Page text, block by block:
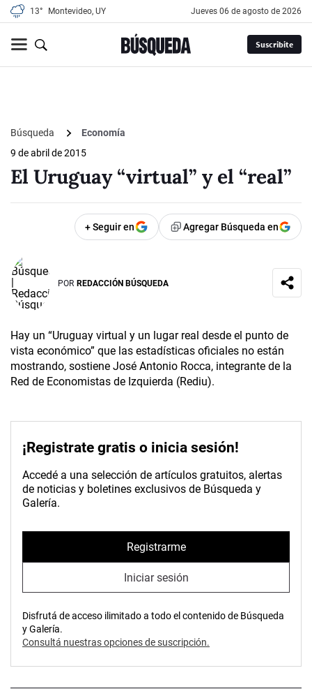
13° Montevideo, UY jueves 06 de agosto de 2026
Suscribite
Búsqueda
Economía
9 de abril de 2015
El Uruguay “virtual” y el “real”
+ Seguir en Agregar Búsqueda en
POR REDACCIÓN BÚSQUEDA
Hay un “Uruguay virtual y un lugar real desde el punto de
vista económico” que las estadísticas oficiales no están
mostrando, sostiene José Antonio Rocca, integrante de la
Red de Economistas de Izquierda (Rediu).
¡Registrate gratis o inicia sesión!
Accedé a una selección de artículos gratuitos, alertas
de noticias y boletines exclusivos de Búsqueda y
Galería.
Registrarme
Iniciar sesión
Disfrutá de acceso ilimitado a todo el contenido de Búsqueda
y Galería.
Consultá nuestras opciones de suscripción.